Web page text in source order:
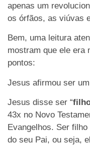
apenas um
os órfãos, as viúvas
Bem, uma leitura
mostram que ele era
pontos:
Jesus afirmou ser
Jesus disse ser “
43x no Novo
Evangelhos. Ser
do seu Pai, ou seja,